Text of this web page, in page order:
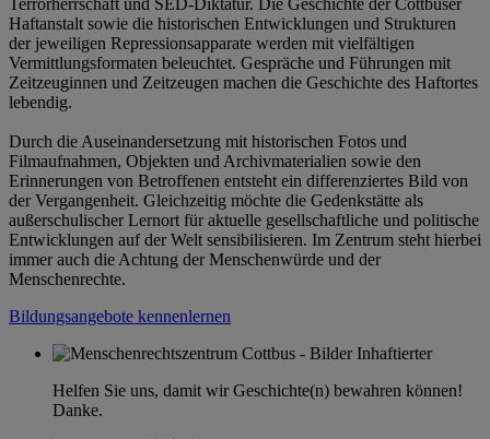
Haftanstalt sowie die historischen Entwicklungen und Strukturen
der jeweiligen Repressionsapparate werden mit vielfältigen
Vermittlungsformaten beleuchtet. Gespräche und Führungen mit
Zeitzeuginnen und Zeitzeugen machen die Geschichte des Haftortes
lebendig.
Durch die Auseinandersetzung mit historischen Fotos und
Filmaufnahmen, Objekten und Archivmaterialien sowie den
Erinnerungen von Betroffenen entsteht ein differenziertes Bild von
der Vergangenheit. Gleichzeitig möchte die Gedenkstätte als
außerschulischer Lernort für aktuelle gesellschaftliche und politische
Entwicklungen auf der Welt sensibilisieren. Im Zentrum steht hierbei
immer auch die Achtung der Menschenwürde und der
Menschenrechte.
Bildungsangebote kennenlernen
Helfen Sie uns, damit wir Geschichte(n) bewahren können!
Danke.